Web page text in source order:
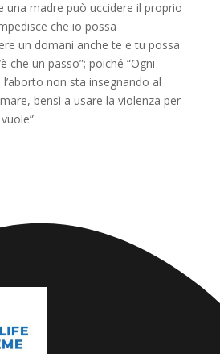
una madre può uccidere il proprio
che io possa
un domani anche te e tu possa
che un passo”; poiché “Ogni
non sta insegnando al
bensì a usare la violenza per